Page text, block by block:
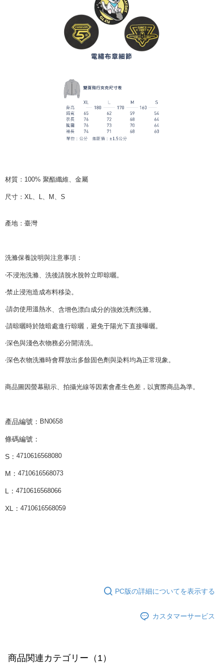
材質： 100% 聚酯纖維、金屬
尺寸： XL L M S
產地：臺灣
洗滌保養說明與注意事項：
‧不浸泡洗滌、洗後請脫水脫幹立即晾曬。
‧禁止浸泡造成布料移染。
‧請勿使用溫熱水 、含增色漂白成分的強效洗劑洗滌。
‧請晾曬時於陰暗處進行晾曬，避免于陽光下直接曝曬。
‧深色與淺色衣物務必分開清洗。
‧深色衣物洗滌時會釋放出多餘固色劑與染料均為正常現象。
商品圖因螢幕顯示、拍攝光線等因素會產生色差，以實際商品為準。
產品編號： BN0658
條碼編號：
S： 4710616568080
M： 4710616568073
L： 4710616568066
XL： 4710616568059
PC版の詳細についてを表示する
カスタマーサービス
商品関連カテゴリー（1）